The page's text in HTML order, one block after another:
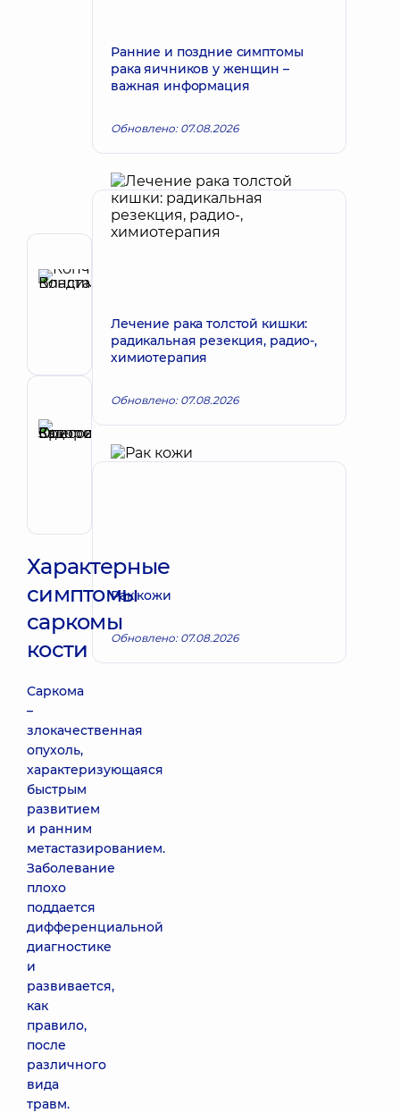
Владимирович
Хирург
Рецензент
Задорожная
Кристина
Запись к врачу
Характерные
симптомы
саркомы
кости
Саркома
–
злокачественная
опухоль,
характеризующаяся
быстрым
развитием
и ранним
метастазированием.
Заболевание
плохо
поддается
дифференциальной
диагностике
и
развивается,
как
правило,
после
различного
вида
травм.
Ранние и поздние симптомы
рака яичников у женщин –
важная информация
Обновлено: 07.08.2026
Лечение рака толстой кишки:
радикальная резекция, радио-,
химиотерапия
Обновлено: 07.08.2026
Рак кожи
Обновлено: 07.08.2026